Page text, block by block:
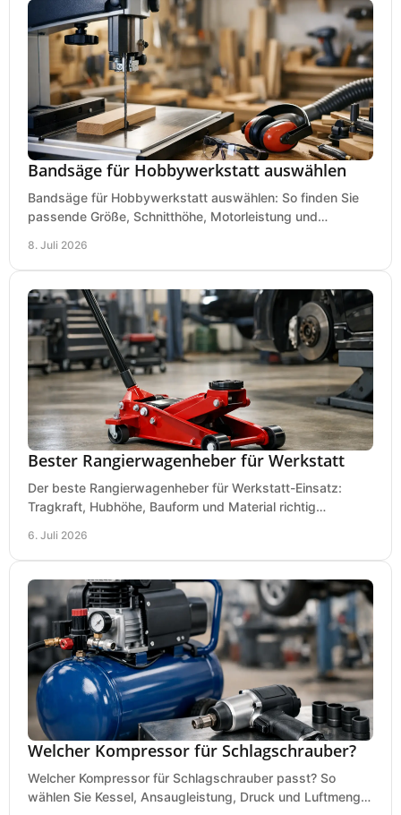
Bandsäge für Hobbywerkstatt auswählen
Bandsäge für Hobbywerkstatt auswählen: So finden Sie
passende Größe, Schnitthöhe, Motorleistung und
8. Juli 2026
Bester Rangierwagenheber für Werkstatt
Der beste Rangierwagenheber für Werkstatt-Einsatz:
Tragkraft, Hubhöhe, Bauform und Material richtig
6. Juli 2026
Welcher Kompressor für Schlagschrauber?
Welcher Kompressor für Schlagschrauber passt? So
wählen Sie Kessel, Ansaugleistung, Druck und Luftmenge